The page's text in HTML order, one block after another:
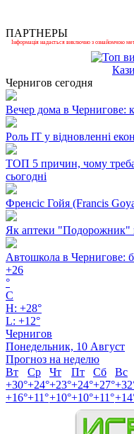
ПАРТНЕРЫ
Інформація надається виключно з ознайомчою
Чернигов сегодня
Вечер дома в Чернигове:
Роль ІТ у відновленні
ТОП 5 причин, чому
сьогодні
Френсіс Гойя (Francis
Як аптеки "Подорожник"
Автошкола в Чернигове:
+26
°
C
H: +28°
L: +12°
Чернигов
Понедельник, 10 Август
Прогноз на неделю
Вт
Ср Чт Пт Сб
Вс
+30°+24°+23°+24°+27°+
+16°+11°+10°+10°+11°+